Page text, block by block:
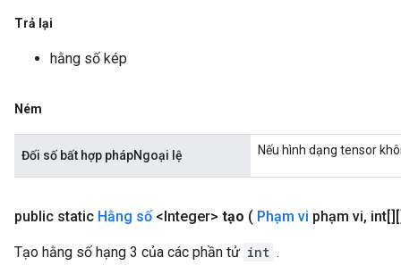
Trả lại
hằng số kép
Ném
Đối số bất hợp phápNgoại lệ Nếu hình dạng tensor
public static Hằng số<Integer> tạo ( Phạm vi phạm vi,
Tạo hằng số hạng 3 của các phần tử int .